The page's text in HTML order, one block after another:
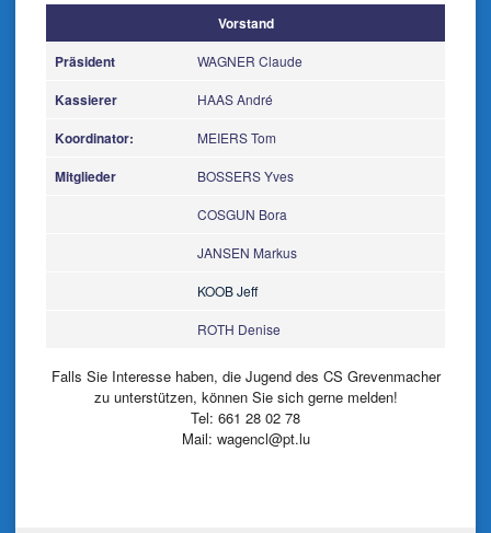
Vorstand
Präsident
WAGNER Claude
Kassierer HAAS André
Koordinator: MEIERS Tom
Mitglieder BOSSERS Yves
COSGUN Bora
JANSEN Markus
KOOB Jeff
ROTH Denise
Falls Sie Interesse haben, die Jugend des CS Grevenmacher
zu unterstützen, können Sie sich gerne melden!
Tel: 661 28 02 78
Mail: wagencl@pt.lu